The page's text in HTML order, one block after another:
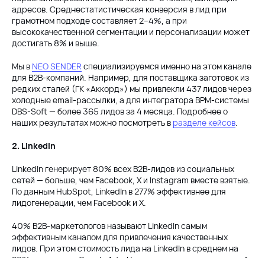
адресов. Среднестатистическая конверсия в лид при
грамотном подходе составляет 2–4%, а при
высококачественной сегментации и персонализации может
достигать 8% и выше.
Мы в NEO SENDER специализируемся именно на этом канале
для B2B-компаний. Например, для поставщика заготовок из
редких сталей (ГК «Аккорд») мы привлекли 437 лидов через
холодные email-рассылки, а для интегратора BPM-системы
DBS-Soft — более 365 лидов за 4 месяца. Подробнее о
наших результатах можно посмотреть в разделе кейсов
2. LinkedIn
LinkedIn генерирует 80% всех B2B-лидов из социальных
сетей — больше, чем Facebook, X и Instagram вместе взятые.
По данным HubSpot, LinkedIn в 277% эффективнее для
лидогенерации, чем Facebook и X.
40% B2B-маркетологов называют LinkedIn самым
эффективным каналом для привлечения качественных
лидов. При этом стоимость лида на LinkedIn в среднем на